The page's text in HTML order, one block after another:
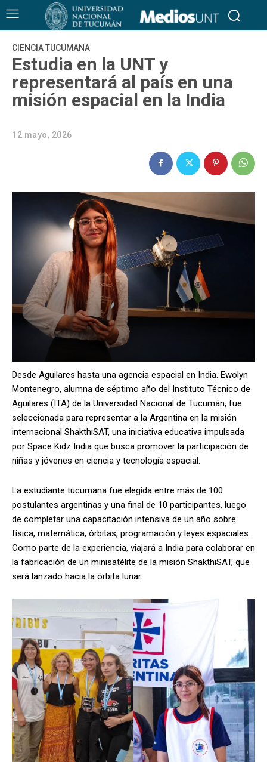
CIENCIA TUCUMANA
Estudia en la UNT y
representará al país en una
misión espacial en la India
12 mayo, 2026
Desde Aguilares hasta una agencia espacial en India. Ewolyn
Montenegro, alumna de séptimo año del Instituto Técnico de
Aguilares (ITA) de la Universidad Nacional de Tucumán, fue
seleccionada para representar a la Argentina en la misión
internacional ShakthiSAT, una iniciativa educativa impulsada
por Space Kidz India que busca promover la participación de
niñas y jóvenes en ciencia y tecnología espacial.
La estudiante tucumana fue elegida entre más de 100
postulantes argentinas y una final de 10 participantes, luego
de completar una capacitación intensiva de un año sobre
física, matemática, órbitas, programación y leyes espaciales.
Como parte de la experiencia, viajará a India para colaborar en
la fabricación de un minisatélite de la misión ShakthiSAT, que
será lanzado hacia la órbita lunar.